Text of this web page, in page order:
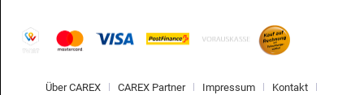
Über CAREX CAREX Partner Impressum Kontakt